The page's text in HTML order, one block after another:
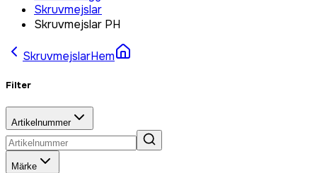
Skruvmejslar
Skruvmejslar PH
SkruvmejslarHem
Filter
Artikelnummer
Märke